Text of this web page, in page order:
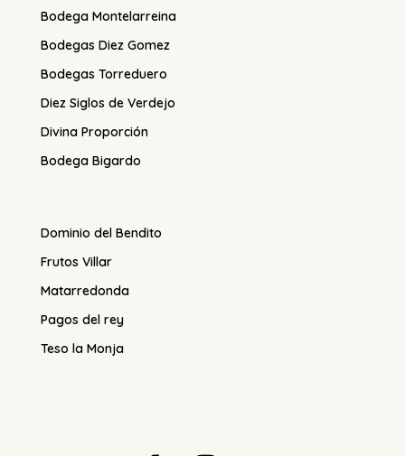
Bodega Montelarreina
Bodegas Diez Gomez
Bodegas Torreduero
Diez Siglos de Verdejo
Divina Proporción
Bodega Bigardo
Dominio del Bendito
Frutos Villar
Matarredonda
Pagos del rey
Teso la Monja